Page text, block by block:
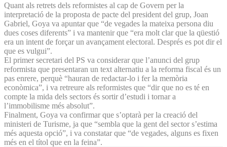
Quant als retrets dels reformistes al cap de Govern per la
interpretació de la proposta de pacte del president del grup, Joan
Gabriel, Goya va apuntar que “de vegades la mateixa persona diu
dues coses diferents” i va mantenir que “era molt clar que la qüestió
era un intent de forçar un avançament electoral. Després es pot dir el
que es vulgui”.
El primer secretari del PS va considerar que l’anunci del grup
reformista que presentaran un text alternatiu a la reforma fiscal és un
pas enrere, perquè “hauran de redactar-lo i fer la memòria
econòmica”, i va retreure als reformistes que “dir que no es té en
compte la mida dels sectors és sortir d’estudi i tornar a
l’immobilisme més absolut”.
Finalment, Goya va confirmar que s’optarà per la creació del
ministeri de Turisme, ja que “sembla que la gent del sector s’estima
més aquesta opció”, i va constatar que “de vegades, alguns es fixen
més en el títol que en la feina”.